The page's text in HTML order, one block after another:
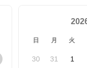
日 月 火
30 31 1